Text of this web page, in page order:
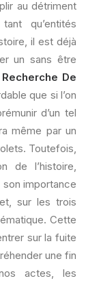
au détriment
qu’entités
il est déjà
un sans être
De
que si l’on
d’un tel
même par un
Toutefois,
de l’histoire,
son importance
sur les trois
Cette
sur la fuite
une fin
actes, les